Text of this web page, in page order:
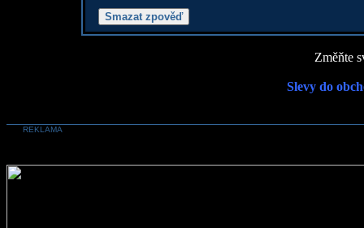
Změňte
Slevy do
REKLAMA